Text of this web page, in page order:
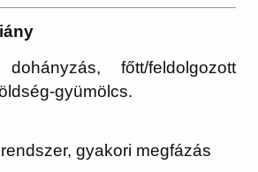
főtt/feldolgozott
gyümölcs.
gyakori megfázás